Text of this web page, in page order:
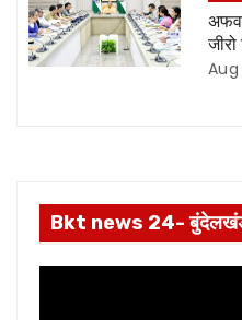
n
Bkt news 24- बुंदेलखंड